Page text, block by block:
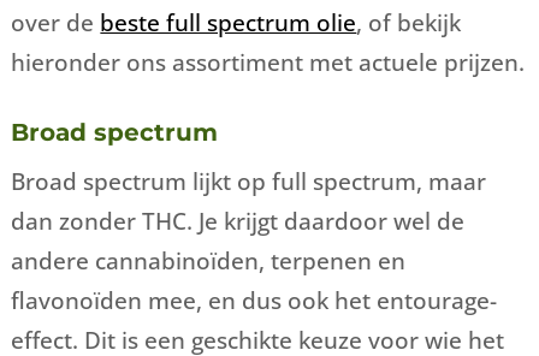
over de beste full spectrum olie, of bekijk
hieronder ons assortiment met actuele prijzen.
Broad spectrum
Broad spectrum lijkt op full spectrum, maar
dan zonder THC. Je krijgt daardoor wel de
andere cannabinoïden, terpenen en
flavonoïden mee, en dus ook het entourage-
effect. Dit is een geschikte keuze voor wie het